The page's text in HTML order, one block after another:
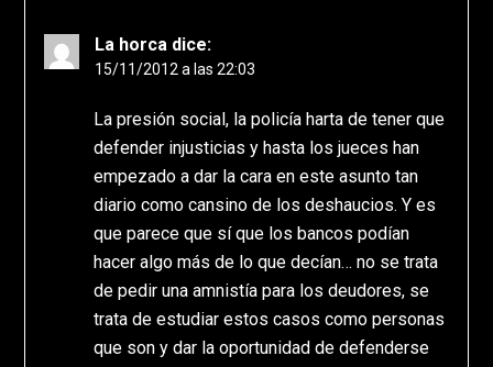
La horca dice:
15/11/2012 a las 22:03
La presión social, la policía harta de tener que
defender injusticias y hasta los jueces han
empezado a dar la cara en este asunto tan
diario como cansino de los deshaucios. Y es
que parece que sí que los bancos podían
hacer algo más de lo que decían… no se trata
de pedir una amnistía para los deudores, se
trata de estudiar estos casos como personas
que son y dar la oportunidad de defenderse